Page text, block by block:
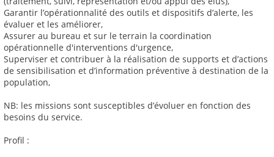
Garantir l’opérationnalité des outils et dispositifs d’alerte, les
évaluer et les améliorer,
Assurer au bureau et sur le terrain la coordination
opérationnelle d'interventions d'urgence,
Superviser et contribuer à la réalisation de supports et d’actions
de sensibilisation et d’information préventive à destination de la
population,
NB: les missions sont susceptibles d’évoluer en fonction des
besoins du service.
Profil :